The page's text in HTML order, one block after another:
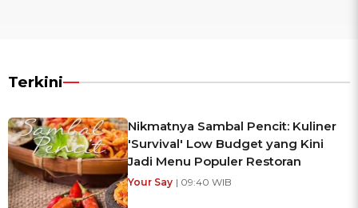
Terkini
Nikmatnya Sambal Pencit: Kuliner
'Survival' Low Budget yang Kini
Jadi Menu Populer Restoran
Your Say | 09:40 WIB